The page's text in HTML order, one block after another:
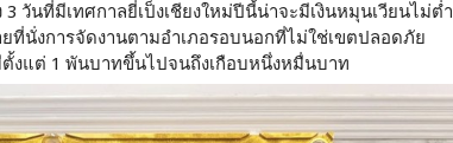
วันที่มีเทศกาลยี่เป็งเชียงใหม่ปีนี้น่าจะมีเงินหมุนเวียนไม่ต่ำ
ที่นั่งการจัดงานตามอำเภอรอบนอกที่ไม่ใช่เขตปลอดภัย
งแต่ 1 พันบาทขึ้นไปจนถึงเกือบหนึ่งหมื่นบาท